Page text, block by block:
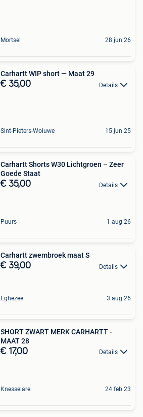
Mortsel 28 jun 26
Carhartt WIP short — Maat 29
€ 35,00 Details
Sint-Pieters-Woluwe 15 jun 25
Carhartt Shorts W30 Lichtgroen – Zeer
Goede Staat
€ 35,00 Details
Puurs 1 aug 26
Carhartt zwembroek maat S
€ 39,00 Details
Eghezee 3 aug 26
SHORT ZWART MERK CARHARTT -
MAAT 28
€ 17,00 Details
Knesselare 24 feb 23